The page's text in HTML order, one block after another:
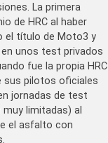
La primera
de HRC al haber
el título de Moto3 y
unos test privados
fue la propia HRC
sus pilotos oficiales
jornadas de test
limitadas) al
el asfalto con